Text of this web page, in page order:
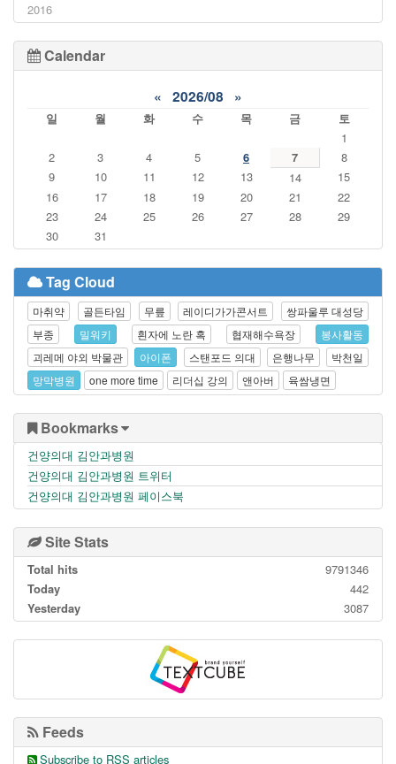
2016
Calendar
« 2026/08 »
일 월 화 수 목 금
토
1
2
3 4 5 6 7
8
9
10 11 12 13 14
15
16
17 18 19 20 21
22
23
24 25 26 27 28
29
30
31
Tag Cloud
마취약 골든타임 무릎 레이디가가콘서트
쌍파울루 대성당
부종
밀워키 흰자에 노란 혹 협재해수욕장
봉사활동
괴레메 야외 박물관
아이폰 스탠포드 의대 은행나무
박천일
망막병원
one more time 리더십 강의 앤아버 육쌈냉면
Bookmarks
건양의대 김안과병원
건양의대 김안과병원 트위터
건양의대 김안과병원 페이스북
Site Stats
Total hits
9791346
Today
442
Yesterday
3087
Feeds
Subscribe to RSS articles